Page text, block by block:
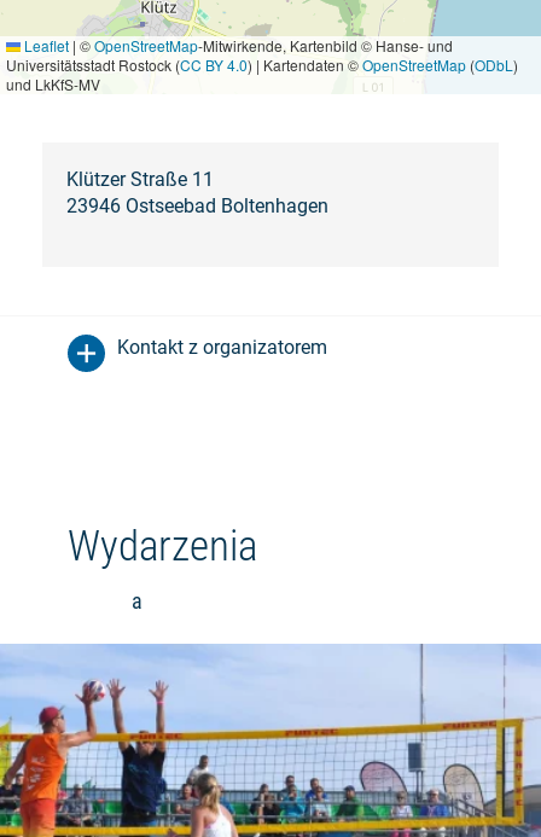
Leaflet | ©OpenStreetMap-Mitwirkende, Kartenbild © Hanse- und
Universitätsstadt Rostock (CC BY 4.0) | Kartendaten ©OpenStreetMap (ODbL )
und LkKfS-MV
Klützer Straße 11
23946 Ostseebad Boltenhagen
Kontakt z organizatorem
Wydarzenia
a